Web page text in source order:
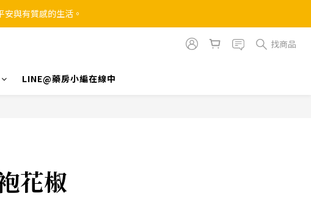
與有質感的生活。
找商品
LINE@藥房小編在線中
花椒